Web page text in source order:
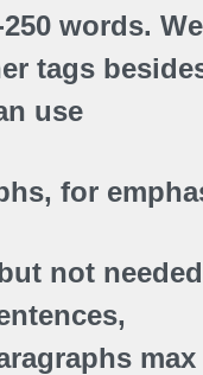
words.
tags
use
for
not